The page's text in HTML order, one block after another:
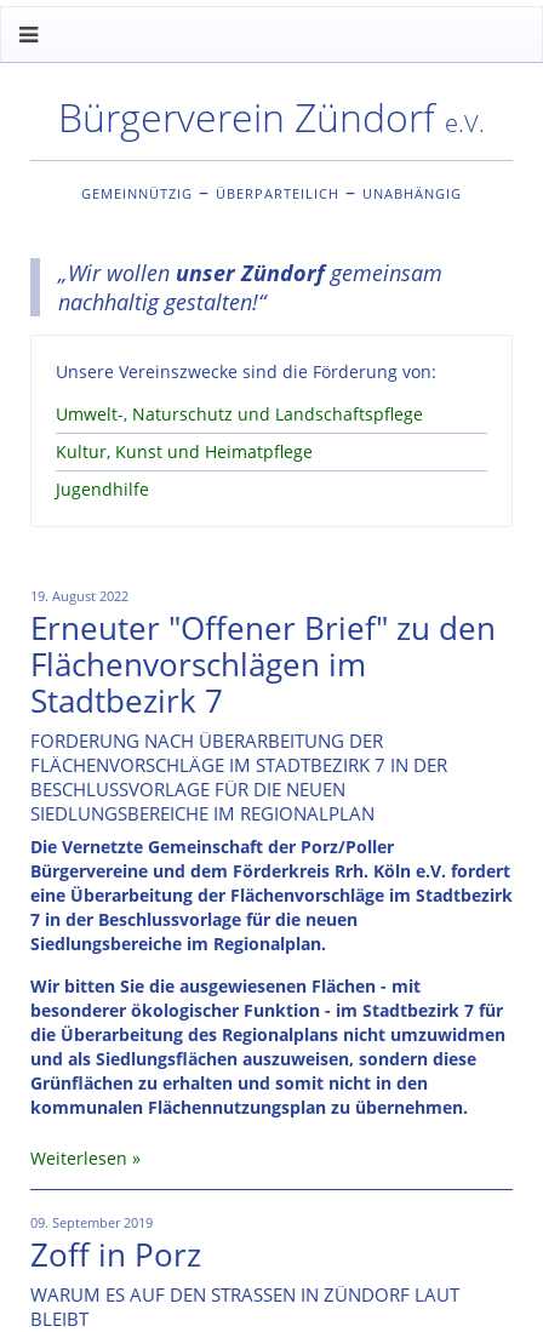
Bürgerverein Zündorf e.V.
gemeinnützig – überparteilich – unabhängig
„Wir wollen unser Zündorfgemeinsam
nachhaltig gestalten!“
Unsere Vereinszwecke sind die Förderung von:
Umwelt-, Naturschutz und Landschaftspflege
Kultur, Kunst und Heimatpflege
Jugendhilfe
19. August 2022
Erneuter "Offener Brief" zu den
Flächenvorschlägen im
Stadtbezirk 7
FORDERUNG NACH ÜBERARBEITUNG DER
FLÄCHENVORSCHLÄGE IM STADTBEZIRK 7 IN DER
BESCHLUSSVORLAGE FÜR DIE NEUEN
SIEDLUNGSBEREICHE IM REGIONALPLAN
Die Vernetzte Gemeinschaft der Porz/Poller
Bürgervereine und dem Förderkreis Rrh. Köln e.V. fordert
eine Überarbeitung der Flächenvorschläge im Stadtbezirk
7 in der Beschlussvorlage für die neuen
Siedlungsbereiche im Regionalplan.
Wir bitten Sie die ausgewiesenen Flächen - mit
besonderer ökologischer Funktion - im Stadtbezirk 7 für
die Überarbeitung des Regionalplans nicht umzuwidmen
und als Siedlungsflächen auszuweisen, sondern diese
Grünflächen zu erhalten und somit nicht in den
kommunalen Flächennutzungsplan zu übernehmen.
Weiterlesen
09. September 2019
Zoff in Porz
WARUM ES AUF DEN STRASSEN IN ZÜNDORF LAUT
BLEIBT